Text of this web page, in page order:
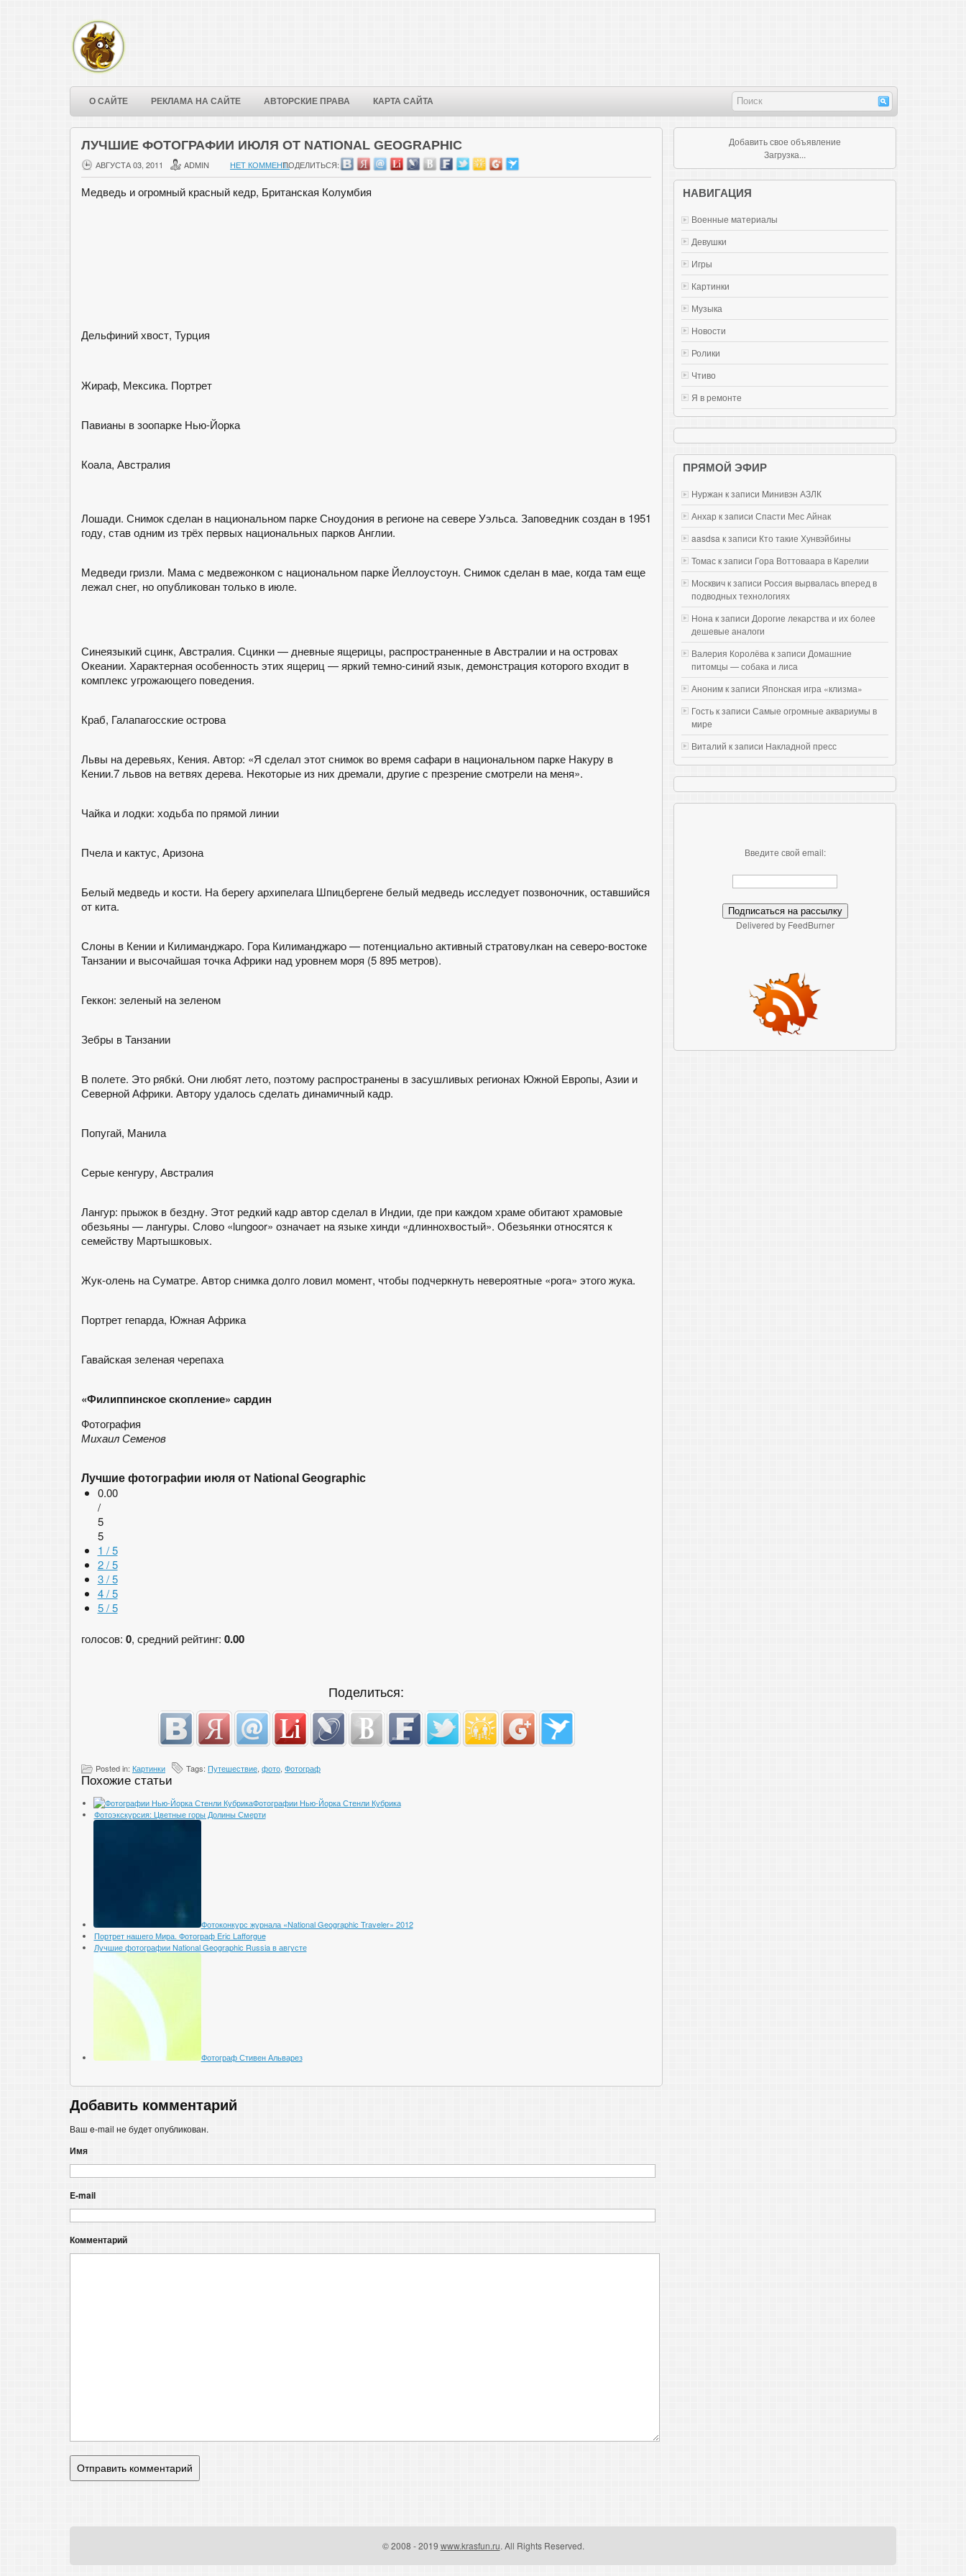
О САЙТЕ РЕКЛАМА НА САЙТЕ АВТОРСКИЕ ПРАВА КАРТА САЙТА
ЛУЧШИЕ ФОТОГРАФИИ ИЮЛЯ ОТ NATIONAL GEOGRAPHIC
АВГУСТА 03, 2011 ADMIN НЕТ КОММЕНТ.ПОДЕЛИТЬСЯ:
Медведь и огромный красный кедр, Британская Колумбия
Дельфиний хвост, Турция
Жираф, Мексика. Портрет
Павианы в зоопарке Нью-Йорка
Коала, Австралия
Лошади. Снимок сделан в национальном парке Сноудония в регионе на севере Уэльса. Заповедник создан в 1951
году, став одним из трёх первых национальных парков Англии.
Медведи гризли. Мама с медвежонком с национальном парке Йеллоустоун. Снимок сделан в мае, когда там еще
лежал снег, но опубликован только в июле.
Синеязыкий сцинк, Австралия. Сцинки — дневные ящерицы, распространенные в Австралии и на островах
Океании. Характерная особенность этих ящериц — яркий темно-синий язык, демонстрация которого входит в
комплекс угрожающего поведения.
Краб, Галапагосские острова
Львы на деревьях, Кения. Автор: «Я сделал этот снимок во время сафари в национальном парке Накуру в
Кении.7 львов на ветвях дерева. Некоторые из них дремали, другие с презрение смотрели на меня».
Чайка и лодки: ходьба по прямой линии
Пчела и кактус, Аризона
Белый медведь и кости. На берегу архипелага Шпицбергене белый медведь исследует позвоночник, оставшийся
от кита.
Слоны в Кении и Килиманджаро. Гора Килиманджаро — потенциально активный стратовулкан на северо-востоке
Танзании и высочайшая точка Африки над уровнем моря (5 895 метров).
Геккон: зеленый на зеленом
Зебры в Танзании
В полете. Это рябки́. Они любят лето, поэтому распространены в засушливых регионах Южной Европы, Азии и
Северной Африки. Автору удалось сделать динамичный кадр.
Попугай, Манила
Серые кенгуру, Австралия
Лангур: прыжок в бездну. Этот редкий кадр автор сделал в Индии, где при каждом храме обитают храмовые
обезьяны — лангуры. Слово «lungoor» означает на языке хинди «длиннохвостый». Обезьянки относятся к
семейству Мартышковых.
Жук-олень на Суматре. Автор снимка долго ловил момент, чтобы подчеркнуть невероятные «рога» этого жука.
Портрет гепарда, Южная Африка
Гавайская зеленая черепаха
«Филиппинское скопление» сардин
Фотография
Михаил Семенов
Лучшие фотографии июля от National Geographic
0.00
/
5
5
1 / 5
2 / 5
3 / 5
4 / 5
5 / 5
голосов: 0, средний рейтинг: 0.00
Поделиться:
Posted in: Картинки Tags: Путешествие фото Фотограф
Похожие статьи
Фотографии Нью-Йорка Стенли Кубрика
Фотоэкскурсия: Цветные горы Долины Смерти
Фотоконкурс журнала «National Geographic Traveler» 2012
Портрет нашего Мира. Фотограф Eric Lafforgue
Лучшие фотографии National Geographic Russia в августе
Фотограф Стивен Альварез
Добавить комментарий
Ваш e-mail не будет опубликован.
Имя
E-mail
Комментарий
Добавить свое объявление
Загрузка...
НАВИГАЦИЯ
Военные материалы
Девушки
Игры
Картинки
Музыка
Новости
Ролики
Чтиво
Я в ремонте
ПРЯМОЙ ЭФИР
Нуржан к записи Mинивэн АЗЛК
Анхар к записи Спасти Мес Айнак
aasdsa к записи Кто такие Хунвэйбины
Томас к записи Гора Воттоваара в Карелии
Москвич к записи Россия вырвалась вперед в
подводных технологиях
Нона к записи Дорогие лекарства и их более
дешевые аналоги
Валерия Королёва к записи Домашние
питомцы — собака и лиса
Аноним к записи Японская игра «клизма»
Гость к записи Самые огромные аквариумы в
мире
Виталий к записи Накладной пресс
Введите свой email:
Delivered by FeedBurner
© 2008 - 2019 www.krasfun.ru. All Rights Reserved.